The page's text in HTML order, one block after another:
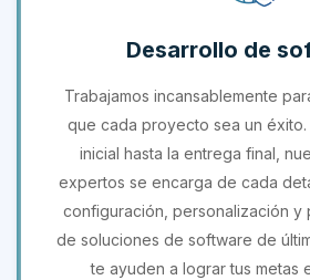
Desarrollo de
Trabajamos incansablemente
que cada proyecto sea un éxito.
inicial hasta la entrega final,
expertos se encarga de cada
configuración, personalización y
de soluciones de software de
te ayuden a lograr tus metas